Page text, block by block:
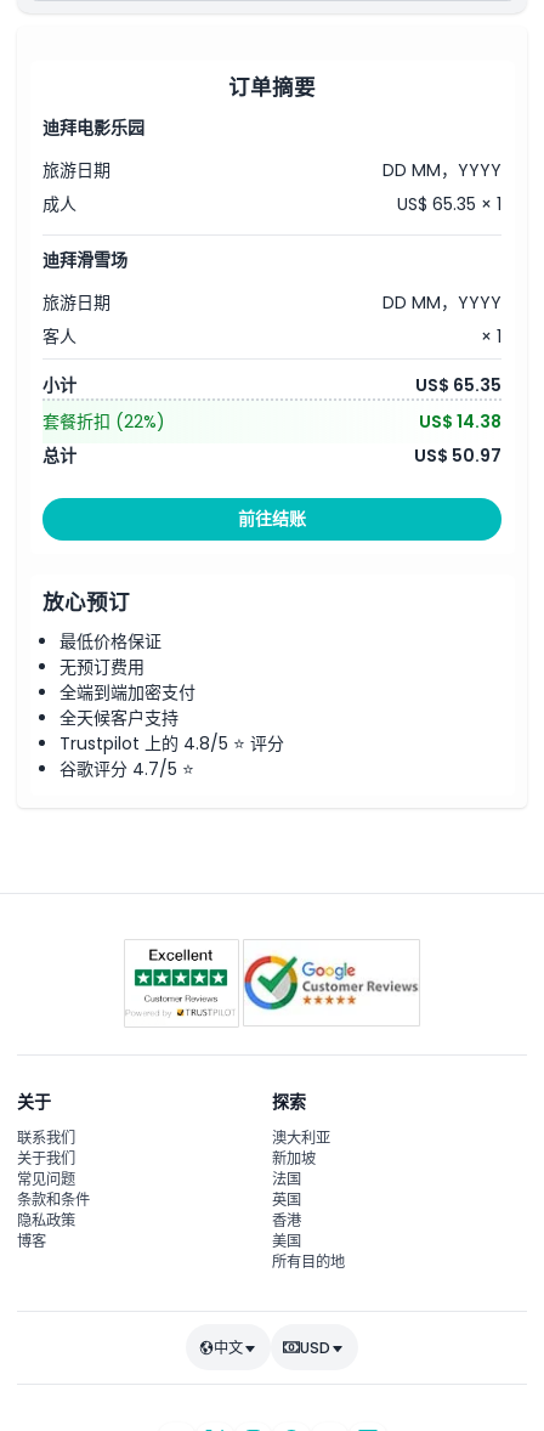
13岁以下儿童必须佩戴头盔。订单摘要
迪拜电影乐园
旅游日期
DD MM，YYYY
成人
US$ 65.35 × 1
迪拜滑雪场
旅游日期
DD MM，YYYY
客人
× 1
小计
US$ 65.35
套餐折扣 (22%)
US$ 14.38
总计
US$ 50.97
前往结账
放心预订
最低价格保证
无预订费用
全端到端加密支付
全天候客户支持
Trustpilot 上的 4.8/5 ⭐ 评分
谷歌评分 4.7/5 ⭐
关于
联系我们
关于我们
常见问题
条款和条件
隐私政策
博客
探索
澳大利亚
新加坡
法国
英国
香港
美国
所有目的地
中文 USD